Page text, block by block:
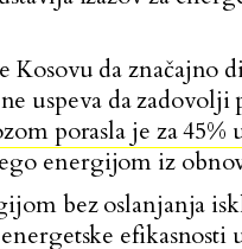
da
uspeva da zadovolji
porasla je za
energijom iz
bez oslanjanja